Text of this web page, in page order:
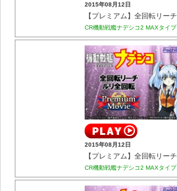
2015年08月12日
CR機動戦艦ナデシコ2 MAXタイプ
2015年08月12日
CR機動戦艦ナデシコ2 MAXタイプ